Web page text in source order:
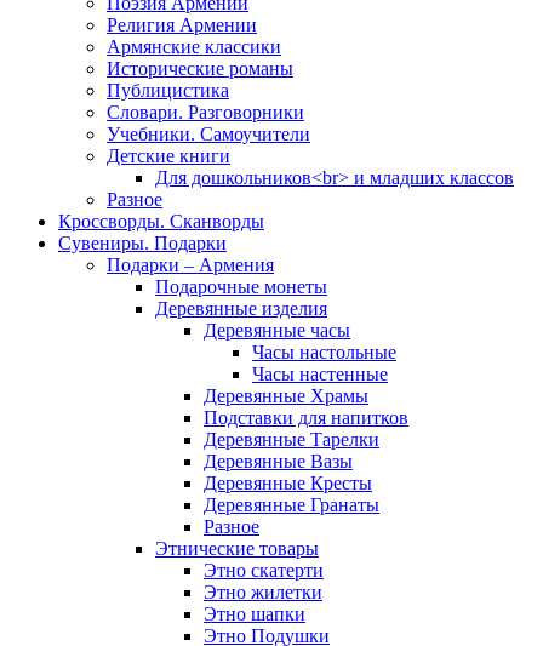
Религия Армении
Армянские классики
Исторические романы
Публицистика
Словари. Разговорники
Учебники. Самоучители
Детские книги
Для дошкольников<br> и младших классов
Разное
Кроссворды. Сканворды
Сувениры. Подарки
Подарки – Армения
Подарочные монеты
Деревянные изделия
Деревянные часы
Часы настольные
Часы настенные
Деревянные Храмы
Подставки для напитков
Деревянные Тарелки
Деревянные Вазы
Деревянные Кресты
Деревянные Гранаты
Разное
Этнические товары
Этно скатерти
Этно жилетки
Этно шапки
Этно Подушки